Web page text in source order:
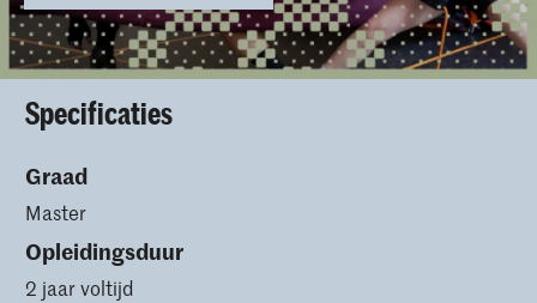
Specificaties
Graad
Master
Opleidingsduur
2 jaar voltijd